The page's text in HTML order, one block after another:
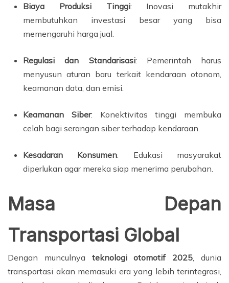
Biaya Produksi Tinggi: Inovasi mutakhir
membutuhkan investasi besar yang bisa
memengaruhi harga jual.
Regulasi dan Standarisasi: Pemerintah harus
menyusun aturan baru terkait kendaraan otonom,
keamanan data, dan emisi.
Keamanan Siber: Konektivitas tinggi membuka
celah bagi serangan siber terhadap kendaraan.
Kesadaran Konsumen: Edukasi masyarakat
diperlukan agar mereka siap menerima perubahan.
Masa Depan
Transportasi Global
Dengan munculnya teknologi otomotif 2025, dunia
transportasi akan memasuki era yang lebih terintegrasi,